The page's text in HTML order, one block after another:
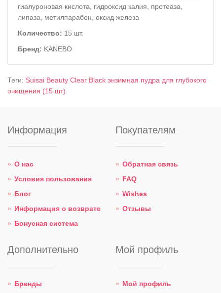
гиалуроновая кислота, гидроксид калия, протеаза,
липаза, метилпарабен, оксид железа
Количество: 15 шт.
Бренд: KANEBO
Теги: Suisai Beauty Clear Black энзимная пудра для глубокого
очищения (15 шт)
Информация
О нас
Условия пользования
Блог
Информация о возврате
Бонусная система
Покупателям
Обратная связь
FAQ
Wishes
Отзывы
Дополнительно
Бренды
Мой профиль
Мой профиль